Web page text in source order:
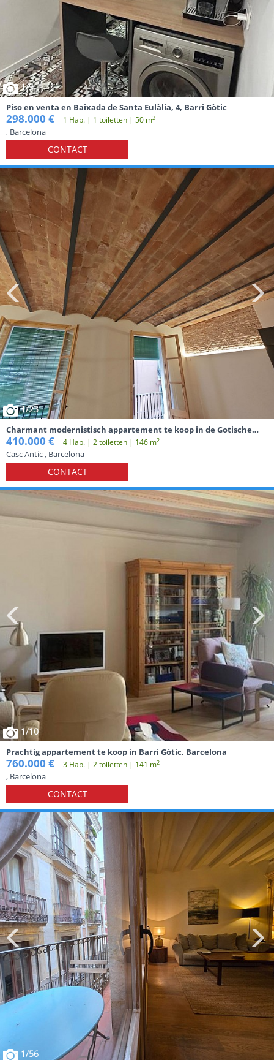
1/9
Piso en venta en Baixada de Santa Eulàlia, 4, Barri Gòtic
298.000 € 1 Hab. | 1 toiletten | 50 m2
, Barcelona
CONTACT
1/23
Charmant modernistisch appartement te koop in de Gotische
wijk van Barcelona
410.000 € 4 Hab. | 2 toiletten | 146 m2
Casc Antic , Barcelona
CONTACT
1/10
Prachtig appartement te koop in Barri Gòtic, Barcelona
760.000 € 3 Hab. | 2 toiletten | 141 m2
, Barcelona
CONTACT
1/56